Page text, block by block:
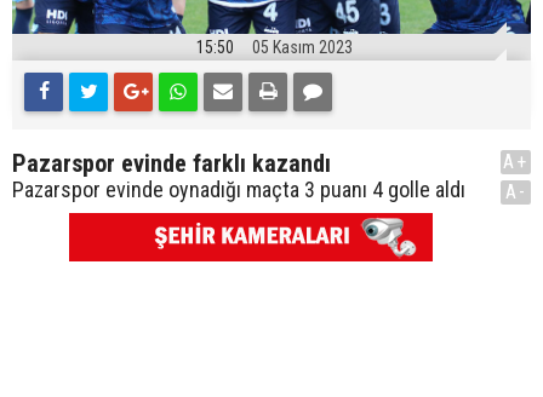
15:50 05 Kasım 2023
Pazarspor evinde farklı kazandı
Pazarspor evinde oynadığı maçta 3 puanı 4 golle aldı
A+
A-